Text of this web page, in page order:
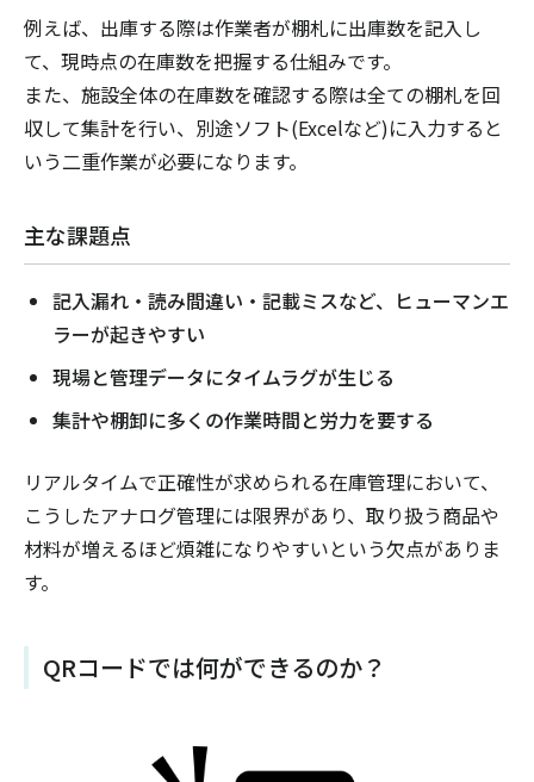
例えば、出庫する際は作業者が棚札に出庫数を記入し
て、現時点の在庫数を把握する仕組みです。
また、施設全体の在庫数を確認する際は全ての棚札を回
収して集計を行い、別途ソフト(Excelなど)に入力すると
いう二重作業が必要になります。
主な課題点
記入漏れ・読み間違い・記載ミスなど、ヒューマンエ
ラーが起きやすい
現場と管理データにタイムラグが生じる
集計や棚卸に多くの作業時間と労力を要する
リアルタイムで正確性が求められる在庫管理において、
こうしたアナログ管理には限界があり、取り扱う商品や
材料が増えるほど煩雑になりやすいという欠点がありま
す。
QRコードでは何ができるのか？